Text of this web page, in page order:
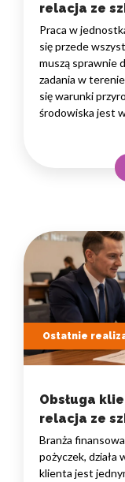
relacja ze
Praca w
się przede
muszą sprawnie
zadania w
się warunki
środowiska jest
podejmowania
to nie
Ostatnie
Obsługa
relacja ze
Branża
pożyczek,
klienta jest